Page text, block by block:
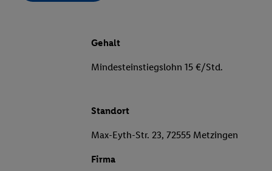
Gehalt
Mindesteinstiegslohn 15 €/Std.
Standort
Max-Eyth-Str. 23, 72555 Metzingen
Firma